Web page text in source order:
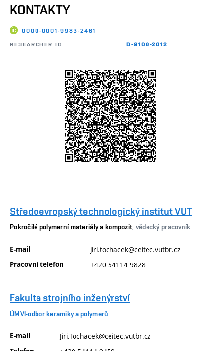
KONTAKTY
0000-0001-9983-2461
RESEARCHER ID D-9106-2012
Středoevropský technologický institut VUT
Pokročilé polymerní materiály a kompozit, vědecký pracovník
E-mail jiri.tochacek@ceitec.vutbr.cz
Pracovní telefon +420 54114 9828
Fakulta strojního inženýrství
ÚMVI-odbor keramiky a polymerů
E-mail Jiri.Tochacek@ceitec.vutbr.cz